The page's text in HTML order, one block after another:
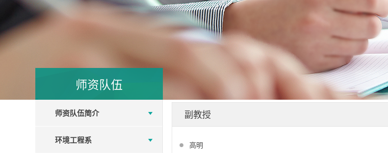
师资队伍
师资队伍简介
环境工程系
副教授
高明